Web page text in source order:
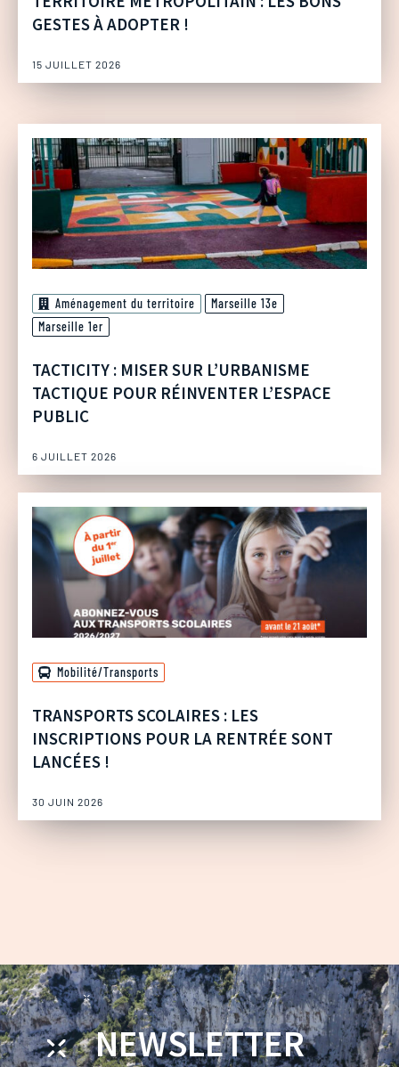
GESTES À ADOPTER !
15 JUILLET 2026
Aménagement du territoire
Marseille 13e
Marseille 1er
TACTICITY : MISER SUR L’URBANISME
TACTIQUE POUR RÉINVENTER L’ESPACE
PUBLIC
6 JUILLET 2026
Mobilité/Transports
TRANSPORTS SCOLAIRES : LES
INSCRIPTIONS POUR LA RENTRÉE SONT
LANCÉES !
30 JUIN 2026
NEWSLETTER